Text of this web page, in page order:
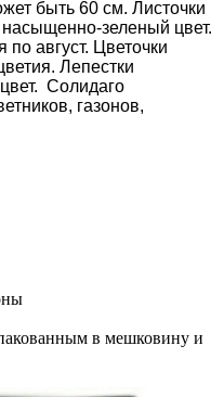
быть 60 см. Листочки
зеленый цвет.
август. Цветочки
Лепестки
Солидаго
газонов,
в мешковину и